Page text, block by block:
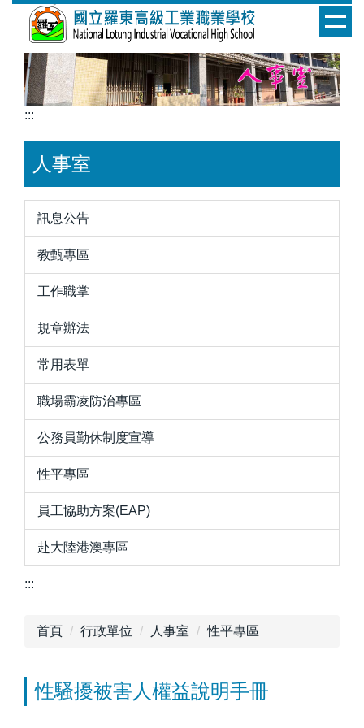
:::
人事室
訊息公告
教甄專區
工作職掌
規章辦法
常用表單
職場霸凌防治專區
公務員勤休制度宣導
性平專區
員工協助方案(EAP)
赴大陸港澳專區
:::
首頁 行政單位 人事室 性平專區
性騷擾被害人權益說明手冊